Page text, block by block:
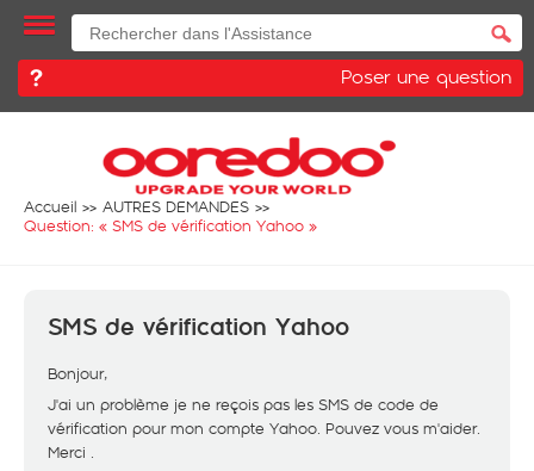
Poser une question
Accueil
AUTRES DEMANDES
Question: « SMS de vérification Yahoo »
SMS de vérification Yahoo
Bonjour,
J'ai un problème je ne reçois pas les SMS de code de
vérification pour mon compte Yahoo. Pouvez vous m'aider.
Merci .